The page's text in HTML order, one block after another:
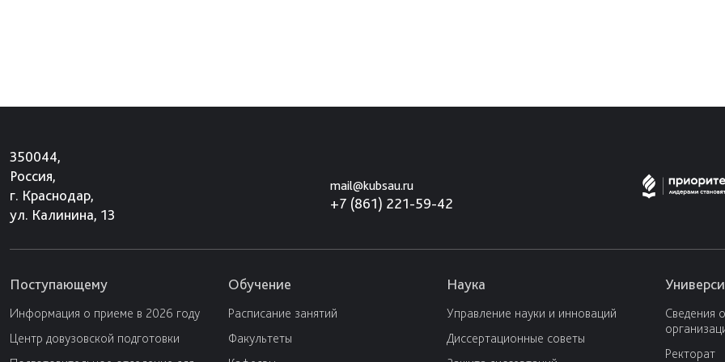
350044,
Россия,
г. Краснодар,
ул. Калинина, 13
mail@kubsau.ru
+7 (861) 221-59-42
Поступающему
Информация о приеме в 2026 году
Центр довузовской подготовки
Обучение
Расписание занятий
Факультеты
Наука
Управление науки и инноваций
Диссертационные советы
Сведения
Ректорат